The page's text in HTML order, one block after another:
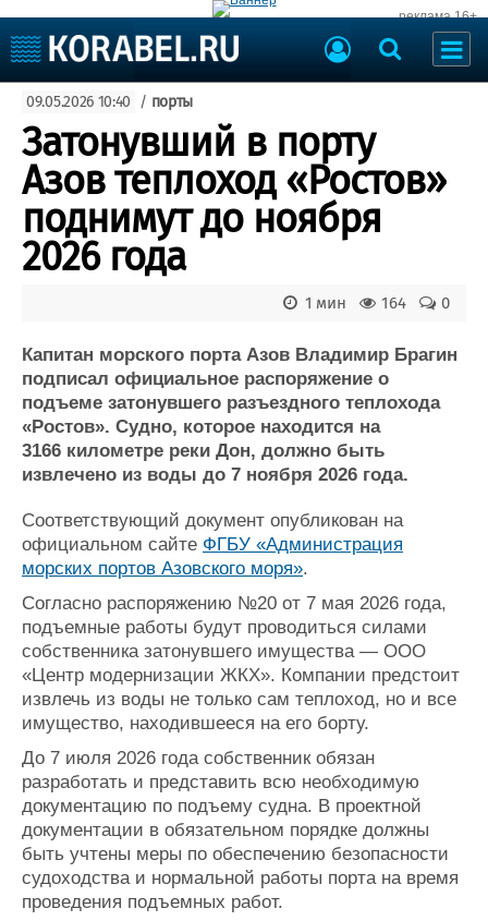
реклама 16+
Судоходство
Судоремонт
События
Пресс-релизы
Порты
ВМФ
Образование
Яхты и катера
Еще
Пульс
Новости
Компании
Репутация
Работа
Крюинг
Реклама
Доска объявлений
Продажа флота
Оборудование
Изделия
Материалы
Услуги
Конференции
Выставки и семинары
Личности
Словарь
Флот
Галерея флота
Форум
Отзывы
Все службы
09.05.2026 10:40 / порты
Затонувший в порту
Азов теплоход «Ростов»
поднимут до ноября
2026 года
0
164
1 мин
Капитан морского порта Азов Владимир Брагин
подписал официальное распоряжение о
подъеме затонувшего разъездного теплохода
«Ростов». Судно, которое находится на
3166 километре реки Дон, должно быть
извлечено из воды до 7 ноября 2026 года.
Соответствующий документ опубликован на
официальном сайте ФГБУ «Администрация
морских портов Азовского моря».
Согласно распоряжению №20 от 7 мая 2026 года,
подъемные работы будут проводиться силами
собственника затонувшего имущества — ООО
«Центр модернизации ЖКХ». Компании предстоит
извлечь из воды не только сам теплоход, но и все
имущество, находившееся на его борту.
До 7 июля 2026 года собственник обязан
разработать и представить всю необходимую
документацию по подъему судна. В проектной
документации в обязательном порядке должны
быть учтены меры по обеспечению безопасности
судоходства и нормальной работы порта на время
проведения подъемных работ.